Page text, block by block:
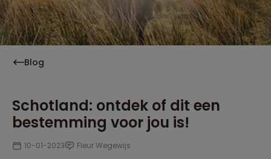
Blog
Schotland: ontdek of dit een
bestemming voor jou is!
10-01-2023 Fleur Wegewijs